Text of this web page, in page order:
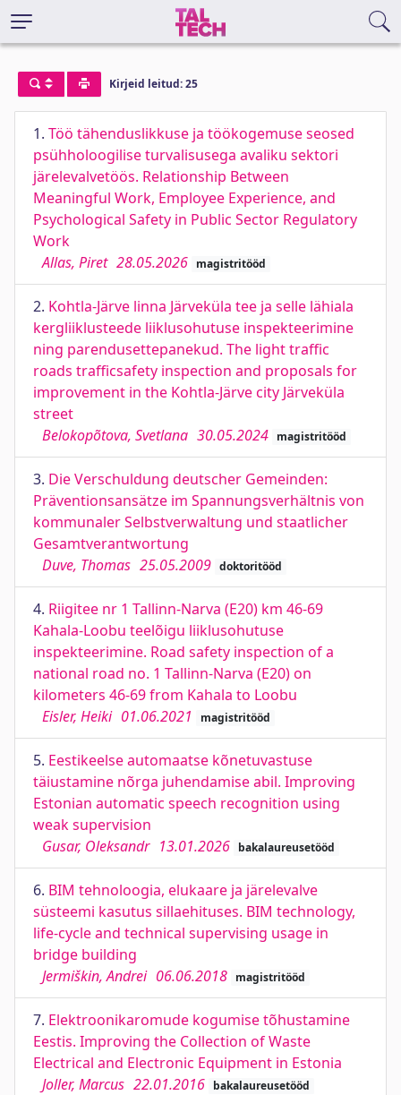
Kirjeid leitud: 25
1. Töö tähenduslikkuse ja töökogemuse seosed
psühholoogilise turvalisusega avaliku sektori
järelevalvetöös. Relationship Between
Meaningful Work, Employee Experience, and
Psychological Safety in Public Sector Regulatory
Work
Allas, Piret 28.05.2026 magistritööd
2. Kohtla-Järve linna Järveküla tee ja selle lähiala
kergliiklusteede liiklusohutuse inspekteerimine
ning parendusettepanekud. The light traffic
roads trafficsafety inspection and proposals for
improvement in the Kohtla-Järve city Järveküla
street
Belokopõtova, Svetlana 30.05.2024 magistritööd
3. Die Verschuldung deutscher Gemeinden:
Präventionsansätze im Spannungsverhältnis von
kommunaler Selbstverwaltung und staatlicher
Gesamtverantwortung
Duve, Thomas 25.05.2009 doktoritööd
4. Riigitee nr 1 Tallinn-Narva (E20) km 46-69
Kahala-Loobu teelõigu liiklusohutuse
inspekteerimine. Road safety inspection of a
national road no. 1 Tallinn-Narva (E20) on
kilometers 46-69 from Kahala to Loobu
Eisler, Heiki 01.06.2021 magistritööd
5. Eestikeelse automaatse kõnetuvastuse
täiustamine nõrga juhendamise abil. Improving
Estonian automatic speech recognition using
weak supervision
Gusar, Oleksandr 13.01.2026 bakalaureusetööd
6. BIM tehnoloogia, elukaare ja järelevalve
süsteemi kasutus sillaehituses. BIM technology,
life-cycle and technical supervising usage in
bridge building
Jermiškin, Andrei 06.06.2018 magistritööd
7. Elektroonikaromude kogumise tõhustamine
Eestis. Improving the Collection of Waste
Electrical and Electronic Equipment in Estonia
Joller, Marcus 22.01.2016 bakalaureusetööd